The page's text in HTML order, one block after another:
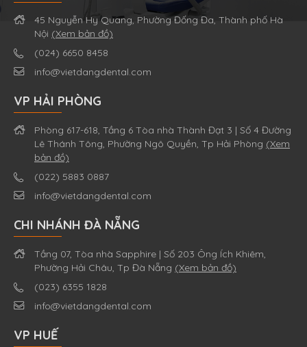
45 Nguyễn Hy Quang, Phường Đống Đa, Thành phố Hà
Nội (Xem bản đồ)
(024) 6650 8458
info@vietdangdental.com
VP HẢI PHÒNG
Phòng 617-618, Tầng 6 Tòa nhà Thành Đạt 3 | Số 4 Đường
Lê Thánh Tông, Phường Ngô Quyền, Tp Hải Phòng (Xem
bản đồ)
(022) 5883 0887
info@vietdangdental.com
CHI NHÁNH ĐÀ NẴNG
Tầng 07, Tòa nhà Sapphire | Số 203 Ông Ích Khiêm,
Phường Hải Châu, Tp Đà Nẵng (Xem bản đồ)
(023) 6355 1828
info@vietdangdental.com
VP HUẾ